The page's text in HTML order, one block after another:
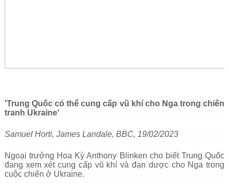
'Trung Quốc có thể cung cấp vũ khí cho Nga trong chiến
tranh Ukraine'
Samuel Horti, James Landale, BBC, 19/02/2023
Ngoại trưởng Hoa Kỳ Anthony Blinken cho biết Trung Quốc
đang xem xét cung cấp vũ khí và đạn dược cho Nga trong
cuộc chiến ở Ukraine.